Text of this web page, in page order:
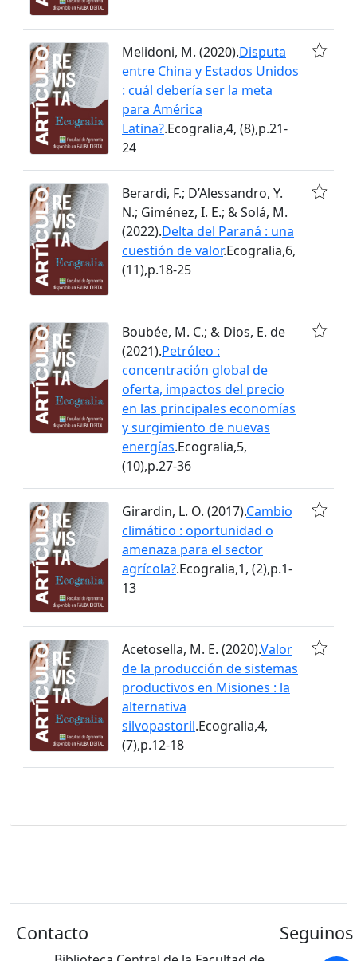
Melidoni, M. (2020).Disputa
entre China y Estados Unidos
: cuál debería ser la meta
para América
Latina?.Ecogralia,4, (8),p.21-
24
Berardi, F.; D’Alessandro, Y.
N.; Giménez, I. E.; & Solá, M.
(2022).Delta del Paraná : una
cuestión de valor.Ecogralia,6,
(11),p.18-25
Boubée, M. C.; & Dios, E. de
(2021).Petróleo :
concentración global de
oferta, impactos del precio
en las principales economías
y surgimiento de nuevas
energías.Ecogralia,5,
(10),p.27-36
Girardin, L. O. (2017).Cambio
climático : oportunidad o
amenaza para el sector
agrícola?.Ecogralia,1, (2),p.1-
13
Acetosella, M. E. (2020).Valor
de la producción de sistemas
productivos en Misiones : la
alternativa
silvopastoril.Ecogralia,4,
(7),p.12-18
Contacto